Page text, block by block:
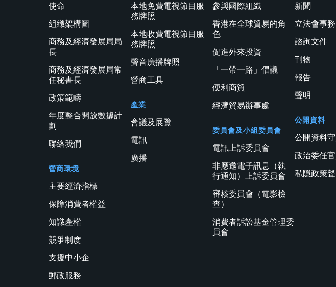
使命
組織架構圖
商務及經濟發展局局
長
商務及經濟發展局常
任秘書長
政策範疇
年度整合開放數據計
劃
聯絡我們
營商環境
主要經濟指標
保障消費者權益
知識產權
競爭制度
支援中小企
郵政服務
本地免費電視節目服
務牌照
本地收費電視節目服
務牌照
聲音廣播牌照
營商工具
產業
會議及展覽
電訊
廣播
參與國際組織
香港在全球貿易的角
色
促進外來投資
「一帶一路」倡議
便利商貿
經濟貿易辦事處
委員會及小組委員會
電訊上訴委員會
非應邀電子訊息（執
行通知）上訴委員會
審核委員會（電影檢
查）
消費者訴訟基金管理委
員會
新聞
立法會事務
諮詢文件
刊物
報告
聲明
公開資料
公開資料
政治委任
私隱政策